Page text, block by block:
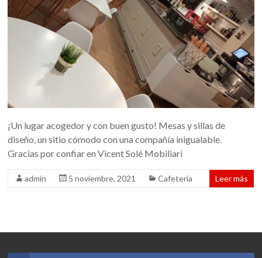
¡Un lugar acogedor y con buen gusto! Mesas y sillas de
diseño, un sitio cómodo con una compañía inigualable.
Gracias por confiar en Vicent Solé Mobiliari
admin 5 noviembre, 2021 Cafeteria Leer más